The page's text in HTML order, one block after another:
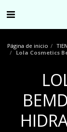
Página de inicio
Lola Cosmetics